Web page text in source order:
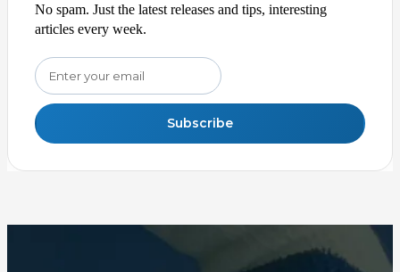
No spam. Just the latest releases and tips, interesting
articles every week.
Subscribe